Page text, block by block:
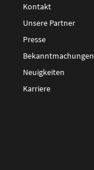
Kontakt
Unsere Partner
Presse
Bekanntmachungen
Neuigkeiten
Karriere